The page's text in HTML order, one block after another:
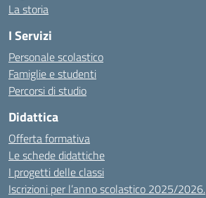
La storia
I Servizi
Personale scolastico
Famiglie e studenti
Percorsi di studio
Didattica
Offerta formativa
Le schede didattiche
I progetti delle classi
Iscrizioni per l’anno scolastico 2025/2026.